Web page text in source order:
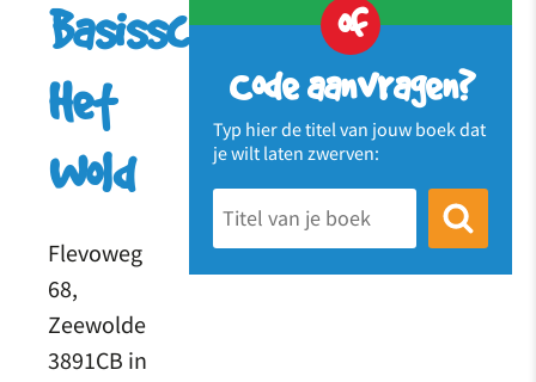
of
Code aanvragen?
Typ hier de titel van jouw boek dat
je wilt laten zwerven:
Basisschool
Het
Wold
Flevoweg
68,
Zeewolde
3891CB in